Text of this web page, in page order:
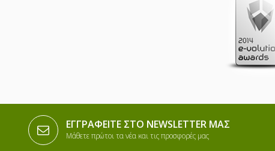
ΕΓΓΡΑΦΕΊΤΕ ΣΤΟ NEWSLETTER ΜΑΣ
Μάθετε πρώτοι τα νέα και τις προσφορές μας